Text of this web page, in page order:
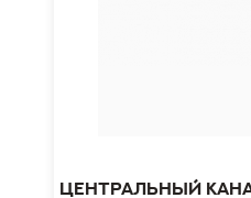
Центральный